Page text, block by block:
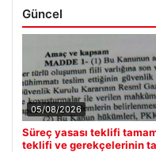
Güncel
05/08/2026
Süreç yasası teklifi
teklifi ve gerekçelerinin